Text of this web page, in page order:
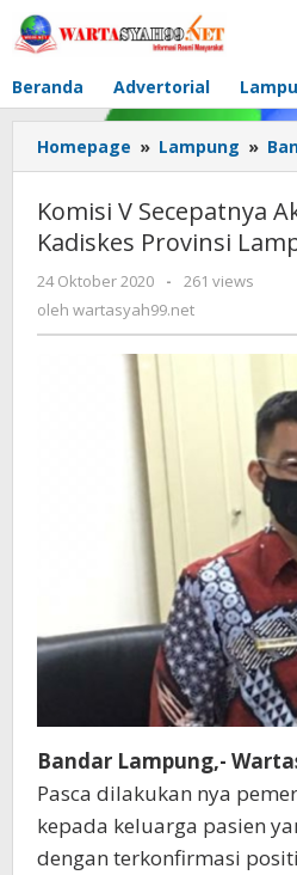
Lewati
ke
Beranda
Advertorial
Homepage » Lampung »
Komisi V Secepatnya
Kadiskes Provinsi
24 Oktober 2020
oleh
wartasyah99.net
-
261 views
oleh wartasyah99.net
Bandar Lampung,-
Pasca dilakukan nya
kepada keluarga pasien
dengan terkonfirmasi